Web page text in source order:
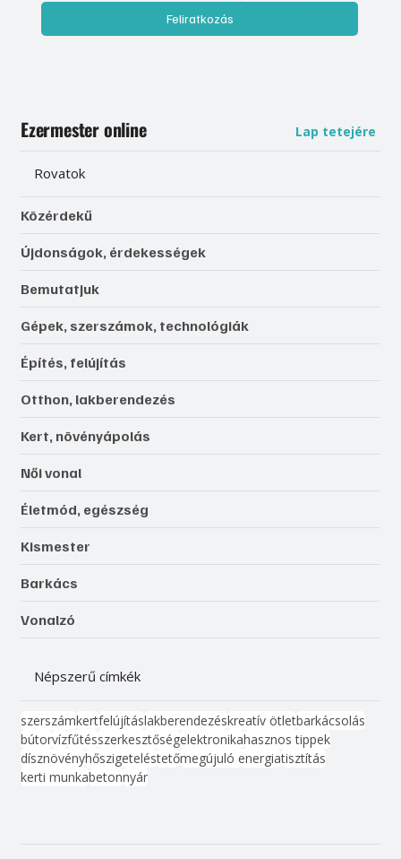
Feliratkozás
Ezermester online Lap tetejére
Rovatok
Közérdekű
Újdonságok, érdekességek
Bemutatjuk
Gépek, szerszámok, technológiák
Építés, felújítás
Otthon, lakberendezés
Kert, növényápolás
Női vonal
Életmód, egészség
Kismester
Barkács
Vonalzó
Népszerű címkék
szerszámkertfelújításlakberendezéskreatív ötletbarkácsolás
bútorvízfűtésszerkesztőségelektronikahasznos tippek
dísznövényhőszigeteléstetőmegújuló energiatisztítás
kerti munkabetonnyár